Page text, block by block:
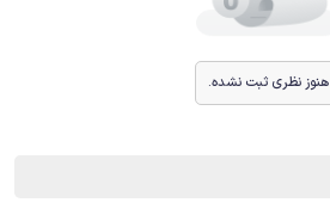
هنوز نظری ثبت نشده.